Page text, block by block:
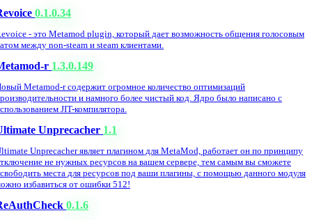
0.1.0.34
- это Metamod plugin, который дает возможность общения голосовым
между non-steam и steam клиентами.
r 1.3.0.149
Metamod-r содержит огромное количество оптимизаций
и намного более чистый код. Ядро было написано с
JIT-компилятора.
Unprecacher 1.1
Unprecacher являет плагином для MetaMod, работает он по принципу
не нужных ресурсов на вашем сервере, тем самым вы сможете
места для ресурсов под ваши плагины, с помощью данного модуля
избавиться от ошибки 512!
0.1.6